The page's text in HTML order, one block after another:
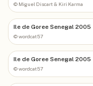
© Miguel Discart & Kiri Karma
Ile de Goree Senegal 2005
©wordcat57
Ile de Goree Senegal 2005
©wordcat57